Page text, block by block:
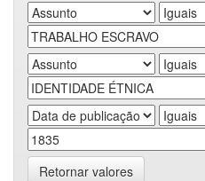
Retornar valores